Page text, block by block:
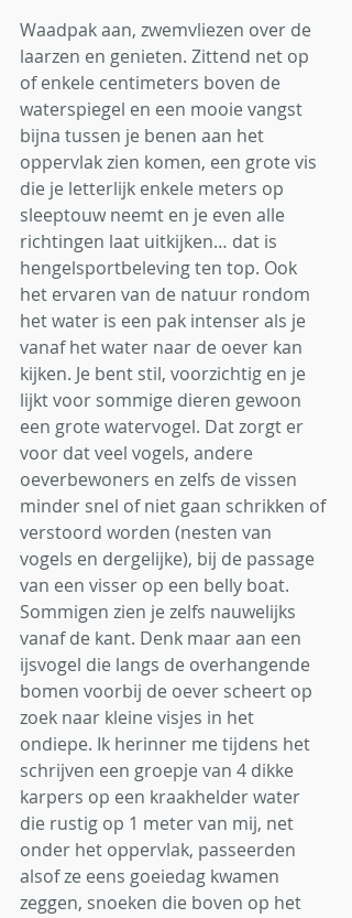
Waadpak aan, zwemvliezen over de
laarzen en genieten. Zittend net op
of enkele centimeters boven de
waterspiegel en een mooie vangst
bijna tussen je benen aan het
oppervlak zien komen, een grote vis
die je letterlijk enkele meters op
sleeptouw neemt en je even alle
richtingen laat uitkijken… dat is
hengelsportbeleving ten top. Ook
het ervaren van de natuur rondom
het water is een pak intenser als je
vanaf het water naar de oever kan
kijken. Je bent stil, voorzichtig en je
lijkt voor sommige dieren gewoon
een grote watervogel. Dat zorgt er
voor dat veel vogels, andere
oeverbewoners en zelfs de vissen
minder snel of niet gaan schrikken of
verstoord worden (nesten van
vogels en dergelijke), bij de passage
van een visser op een belly boat.
Sommigen zien je zelfs nauwelijks
vanaf de kant. Denk maar aan een
ijsvogel die langs de overhangende
bomen voorbij de oever scheert op
zoek naar kleine visjes in het
ondiepe. Ik herinner me tijdens het
schrijven een groepje van 4 dikke
karpers op een kraakhelder water
die rustig op 1 meter van mij, net
onder het oppervlak, passeerden
alsof ze eens goeiedag kwamen
zeggen, snoeken die boven op het